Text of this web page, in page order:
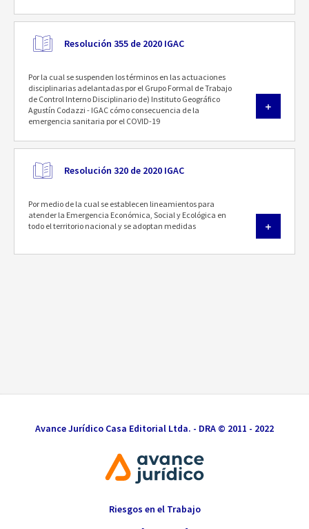
Resolución 355 de 2020 IGAC
Por la cual se suspenden los términos en las actuaciones
disciplinarias adelantadas por el Grupo Formal de Trabajo
de Control Interno Disciplinario de) Instituto Geográfico
Agustín Codazzi - IGAC cómo consecuencia de la
emergencia sanitaria por el COVID-19
Resolución 320 de 2020 IGAC
Por medio de la cual se establecen lineamientos para
atender la Emergencia Económica, Social y Ecológica en
todo el territorio nacional y se adoptan medidas
Riesgos en el Trabajo
Avance Jurídico Casa Editorial Ltda. - DRA © 2011 - 2022